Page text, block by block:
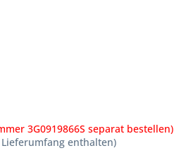
3G0919866S separat bestellen)
enthalten)